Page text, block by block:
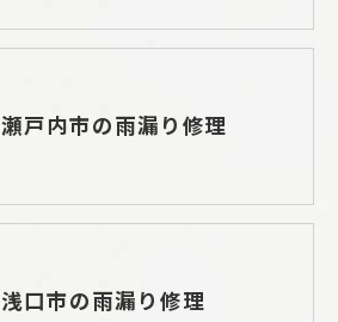
瀬戸内市の雨漏り修理
浅口市の雨漏り修理